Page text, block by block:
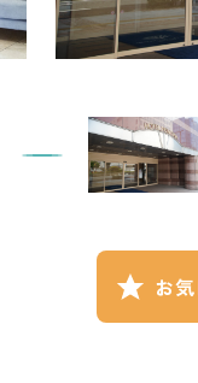
お
市民が
子店